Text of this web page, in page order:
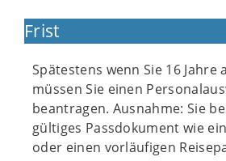
Frist
Spätestens wenn Sie 16 Jahre
müssen Sie einen
beantragen. Ausnahme: Sie
gültiges Passdokument wie
oder einen vorläufigen